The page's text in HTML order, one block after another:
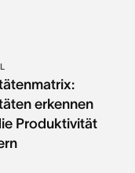
erkennen
Produktivität